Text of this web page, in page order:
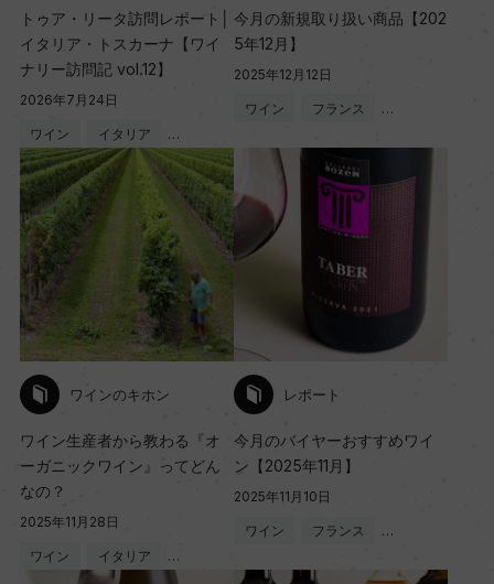
トゥア・リータ訪問レポート│
イタリア・トスカーナ【ワイ
ナリー訪問記 vol.12】
2026年7月24日
ワイン イタリア …
今月の新規取り扱い商品【202
5年12月】
2025年12月12日
ワイン フランス …
ワインのキホン
ワイン生産者から教わる『オ
ーガニックワイン』ってどん
なの？
2025年11月28日
ワイン イタリア …
レポート
今月のバイヤーおすすめワイ
ン【2025年11月】
2025年11月10日
ワイン フランス …